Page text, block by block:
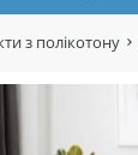
з полікотону